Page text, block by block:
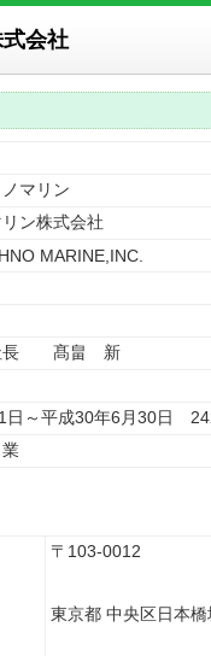
会社
マリン
ン株式会社
MARINE,INC.
長 髙畠 新
日～平成30年6月30日
〒103-0012
東京都 中央区日本